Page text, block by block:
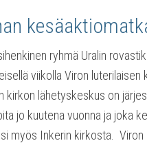
ryhmä Uralin
viikolla Viron luterilaisen
kirkon lähetyskeskus on
jo kuutena vuonna ja joka
myös Inkerin kirkosta. Viron